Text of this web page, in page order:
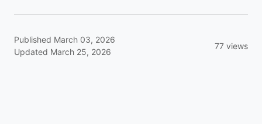
Published March 03, 2026
Updated March 25, 2026
77 views